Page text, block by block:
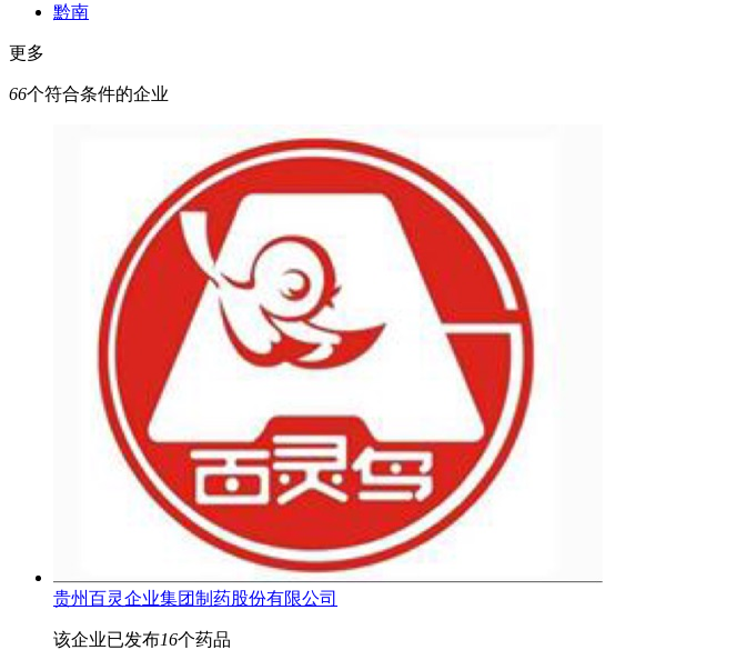
黔南
更多
66个符合条件的企业
贵州百灵企业集团制药股份有限公司
该企业已发布16个药品